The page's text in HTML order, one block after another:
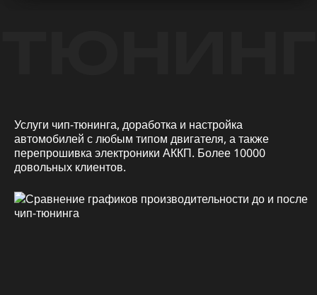
Услуги чип-тюнинга, доработка и настройка
автомобилей с любым типом двигателя, а также
перепрошивка электроники АККП. Более 10000
довольных клиентов.